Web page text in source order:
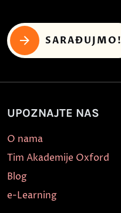
SARAĐUJMO!
UPOZNAJTE NAS
O nama
Tim Akademije Oxford
Blog
e-Learning